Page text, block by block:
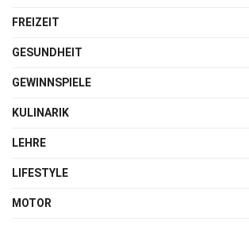
FREIZEIT
GESUNDHEIT
GEWINNSPIELE
KULINARIK
LEHRE
LIFESTYLE
MOTOR